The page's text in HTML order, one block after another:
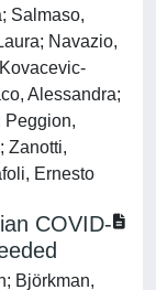
Salmaso,
Navazio,
Alessandra;
Peggion,
Zanotti,
Ernesto
COVID-
Björkman,